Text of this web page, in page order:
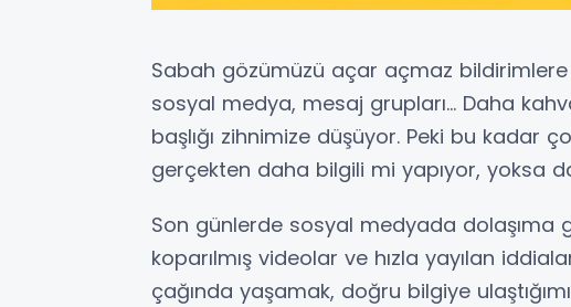
Sabah gözümüzü açar açmaz bildirimlere
sosyal medya, mesaj grupları… Daha
başlığı zihnimize düşüyor. Peki bu kadar
gerçekten daha bilgili mi yapıyor, yoksa
Son günlerde sosyal medyada dolaşıma
koparılmış videolar ve hızla yayılan
çağında yaşamak, doğru bilgiye